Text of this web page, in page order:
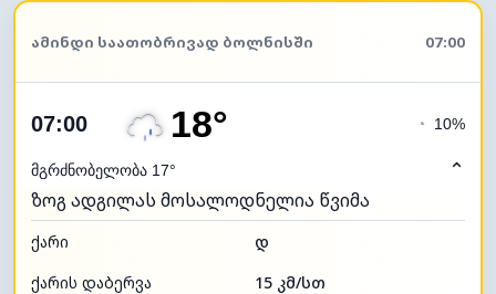
ᲐᲛᲘᲜᲓᲘ ᲡᲐᲐᲗᲝᲑᲠᲘᲕᲐᲓ ᲑᲝᲚᲜᲘᲡᲨᲘ 07:00
07:00 18°
მგრძნობელობა 17°
◔ 10%
⌃
ზოგ ადგილას მოსალოდნელია წვიმა
ქარი
დ
ქარის დაბერვა
15 კმ/სთ